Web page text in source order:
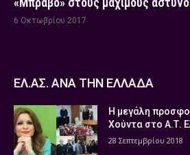
6 Οκτωβρίου 2017
ΕΛ.ΑΣ. ΑΝΑ ΤΗΝ ΕΛΛΑΔΑ
Η μεγάλη
Χούντα στο Α.Τ.
28 Σεπτεμβρίου 2018